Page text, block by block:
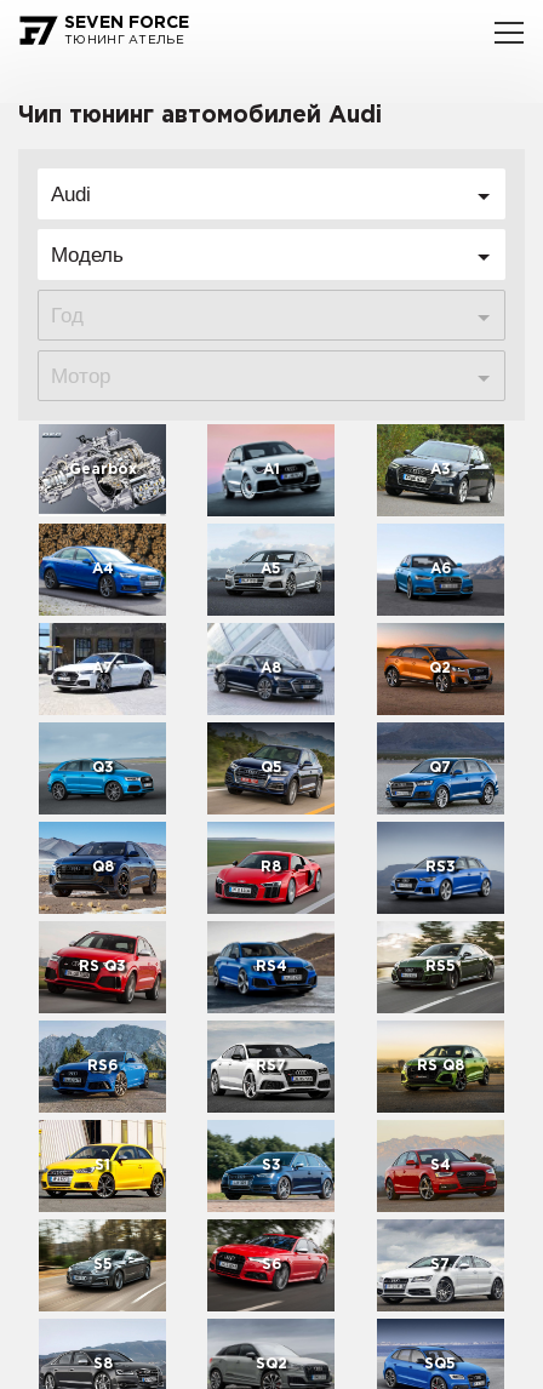
SEVEN FORCE
ТЮНИНГ АТЕЛЬЕ
Чип тюнинг автомобилей Audi
Audi
Модель
Год
Мотор
Gearbox A1 A3
A4 A5 A6
A7 A8 Q2
Q3 Q5 Q7
Q8 R8 RS3
RS Q3 RS4 RS5
RS6 RS7 RS Q8
S1 S3 S4
S5 S6 S7
S8 SQ2 SQ5